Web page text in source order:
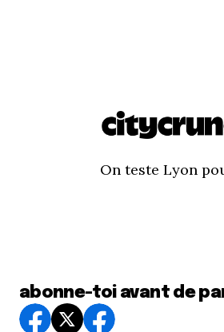
On teste Lyon
abonne-toi avant de